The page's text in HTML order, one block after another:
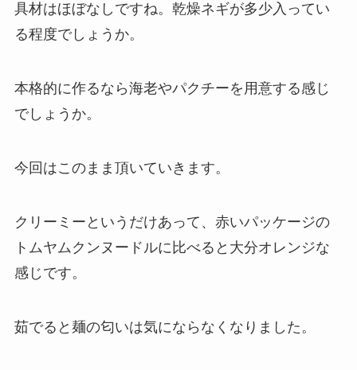
具材はほぼなしですね。乾燥ネギが多少入ってい
る程度でしょうか。
本格的に作るなら海老やパクチーを用意する感じ
でしょうか。
今回はこのまま頂いていきます。
クリーミーというだけあって、赤いパッケージの
トムヤムクンヌードルに比べると大分オレンジな
感じです。
茹でると麺の匂いは気にならなくなりました。